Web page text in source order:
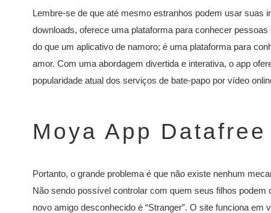
Lembre-se de que até mesmo estranhos podem usar
downloads, oferece uma plataforma para conhecer
do que um aplicativo de namoro; é uma plataforma para
amor. Com uma abordagem divertida e interativa, o app
popularidade atual dos serviços de bate-papo por vídeo
Moya App Datafree
Portanto, o grande problema é que não existe nenhum
Não sendo possível controlar com quem seus filhos podem
novo amigo desconhecido é “Stranger”. O site funciona